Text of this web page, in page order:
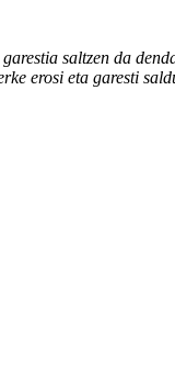
saltzen da
erosi eta garesti